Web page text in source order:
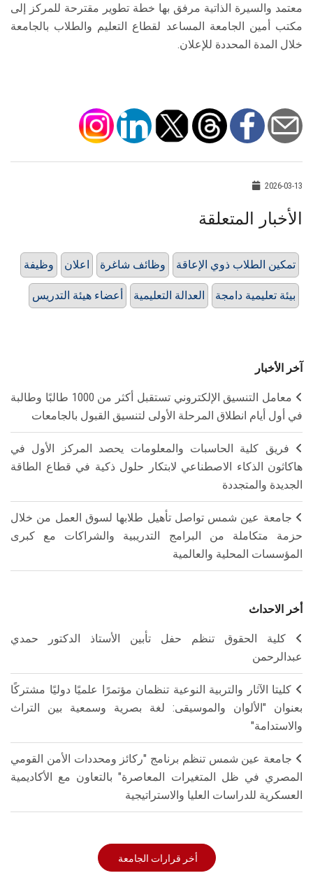
معتمد والسيرة الذاتية مرفق بها خطة تطوير مقترحة للمركز إلى
مكتب أمين الجامعة المساعد لقطاع التعليم والطلاب بالجامعة
خلال المدة المحددة للإعلان.
2026-03-13
الأخبار المتعلقة
وظيفة اعلان وظائف شاغرة تمكين الطلاب ذوي الإعاقة
أعضاء هيئة التدريس العدالة التعليمية بيئة تعليمية دامجة
آخر الأخبار
معامل التنسيق الإلكتروني تستقبل أكثر من 1000 طالبًا وطالبة
في أول أيام انطلاق المرحلة الأولى لتنسيق القبول بالجامعات
فريق كلية الحاسبات والمعلومات يحصد المركز الأول في
هاكاثون الذكاء الاصطناعي لابتكار حلول ذكية في قطاع الطاقة
الجديدة والمتجددة
جامعة عين شمس تواصل تأهيل طلابها لسوق العمل من خلال
حزمة متكاملة من البرامج التدريبية والشراكات مع كبرى
المؤسسات المحلية والعالمية
أخر الاحداث
كلية الحقوق تنظم حفل تأبين الأستاذ الدكتور حمدي
عبدالرحمن
كليتا الآثار والتربية النوعية تنظمان مؤتمرًا علميًا دوليًا مشتركًا
بعنوان "الألوان والموسيقى: لغة بصرية وسمعية بين التراث
والاستدامة"
جامعة عين شمس تنظم برنامج "ركائز ومحددات الأمن القومي
المصري في ظل المتغيرات المعاصرة" بالتعاون مع الأكاديمية
العسكرية للدراسات العليا والاستراتيجية
أخر قرارات الجامعة